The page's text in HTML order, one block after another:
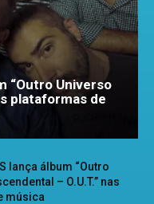
“Outro Universo
plataformas de
lança álbum “Outro
– O.U.T.” nas
música